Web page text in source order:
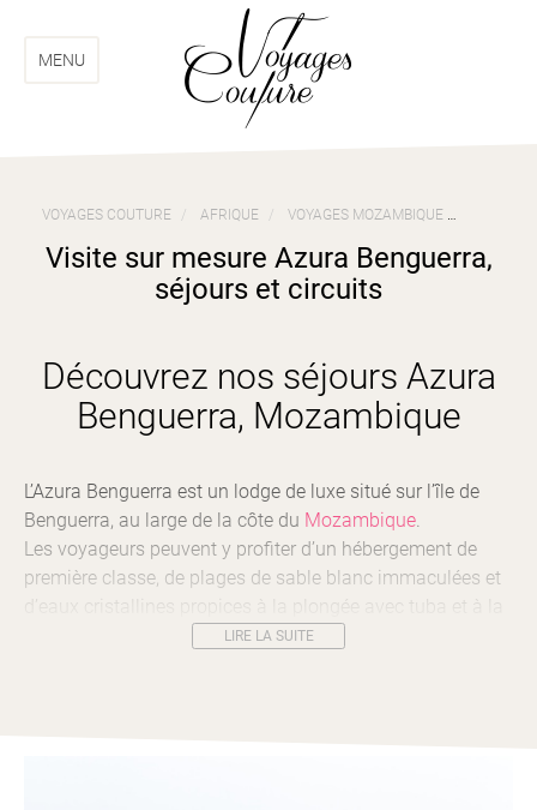
menu
contenuMENU
VOYAGES COUTURE AFRIQUE VOYAGES MOZAMBIQUE
Visite sur mesure Azura Benguerra,
séjours et circuits
Découvrez nos séjours Azura
Benguerra, Mozambique
L’Azura Benguerra est un lodge de luxe situé sur l’île de
Benguerra, au large de la côte du Mozambique.
Les voyageurs peuvent y profiter d’un hébergement de
première classe, de plages de sable blanc immaculées et
LIRE LA SUITE